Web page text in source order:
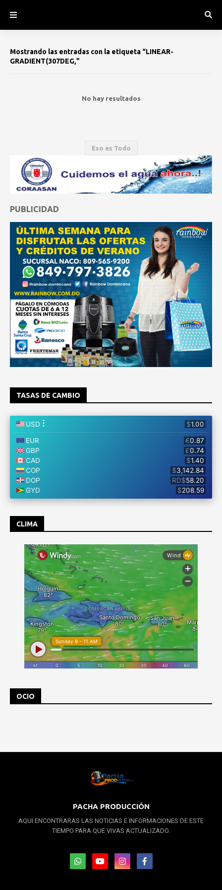
Mostrando las entradas con la etiqueta
LINEAR-
GRADIENT(307DEG,
No hay resultados
Eso es Todo
PUBLICIDAD
TASAS DE CAMBIO
CLIMA
OCIO
PACHA PRODUCCIÓN
AQUI ENCONTRARAS LAS NOTICIAS E INFORMACIONES DE ESTE
TIEMPO PARA QUE VIVAS ACTUALIZADO.